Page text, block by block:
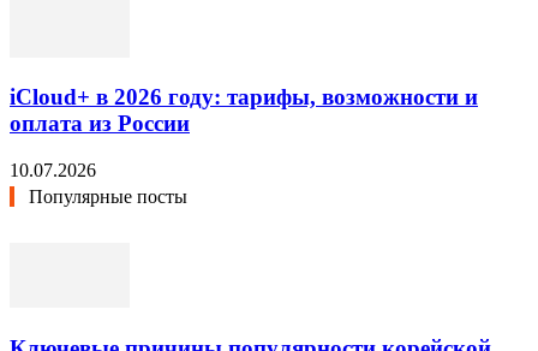
iCloud+ в 2026 году: тарифы, возможности и
оплата из России
10.07.2026
Популярные посты